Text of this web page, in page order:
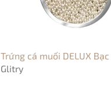
m
nTrứng cá muối DELUX Bạc
Glitry